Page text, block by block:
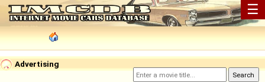
☰
Advertising